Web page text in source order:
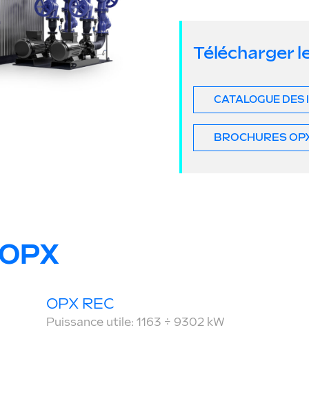
Télécharger
CATALOGUE DES
BROCHURES
OPX REC
Puissance utile: 1163 ÷ 9302 kW